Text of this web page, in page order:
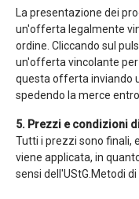
La presentazione dei
un'offerta legalmente
ordine. Cliccando sul
un'offerta vincolante
questa offerta inviando
spedendo la merce
5. Prezzi e condizioni
Tutti i prezzi sono finali,
viene applicata, in
sensi dell'UStG.Metodi